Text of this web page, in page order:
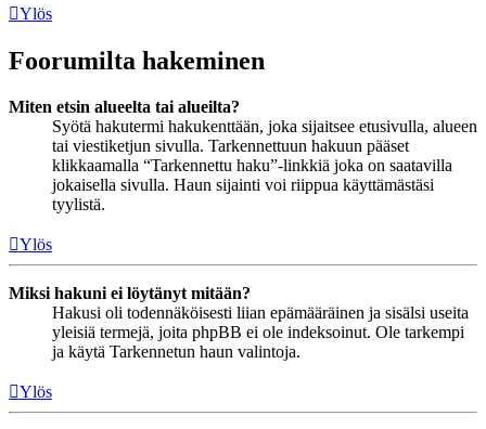
Ylös
Foorumilta hakeminen
Miten etsin alueelta tai alueilta?
Syötä hakutermi hakukenttään, joka sijaitsee etusivulla, alueen
tai viestiketjun sivulla. Tarkennettuun hakuun pääset
klikkaamalla “Tarkennettu haku”-linkkiä joka on saatavilla
jokaisella sivulla. Haun sijainti voi riippua käyttämästäsi
tyylistä.
Ylös
Miksi hakuni ei löytänyt mitään?
Hakusi oli todennäköisesti liian epämääräinen ja sisälsi useita
yleisiä termejä, joita phpBB ei ole indeksoinut. Ole tarkempi
ja käytä Tarkennetun haun valintoja.
Ylös